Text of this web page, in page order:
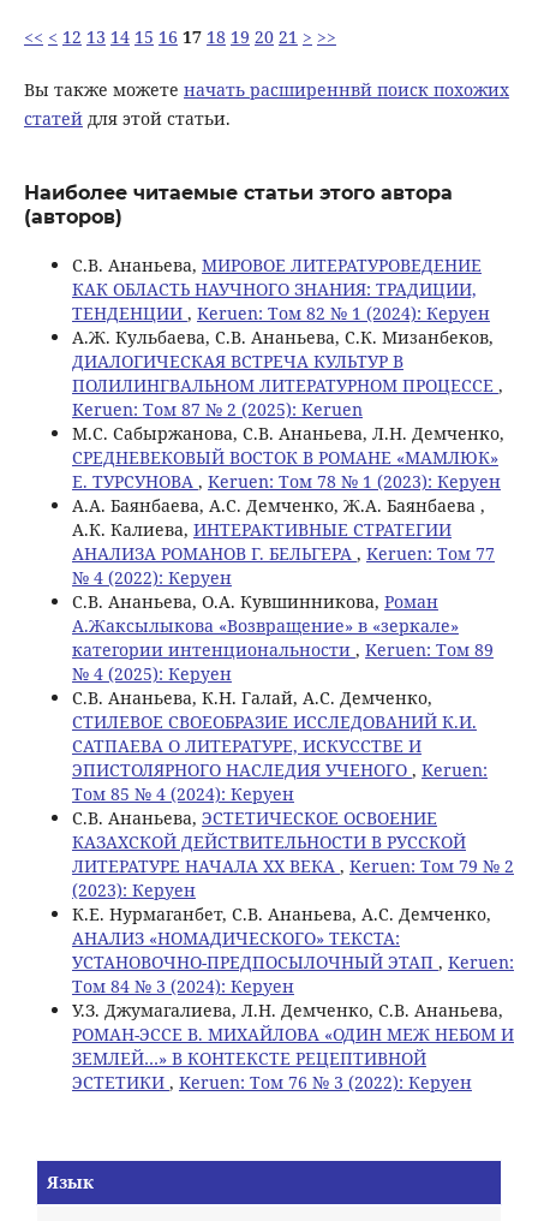
<< < 12 13 14 15 16 17 18 19 20 21 > >>
Вы также можете начать расширеннвй поиск похожих
статейдля этой статьи.
Наиболее читаемые статьи этого автора
(авторов)
С.В. Ананьева, МИРОВОЕ ЛИТЕРАТУРОВЕДЕНИЕ
КАК ОБЛАСТЬ НАУЧНОГО ЗНАНИЯ: ТРАДИЦИИ,
ТЕНДЕНЦИИ , Keruen: Том 82 № 1 (2024): Керуен
A.Ж. Кульбаева, С.В. Ананьева, С.К. Мизанбеков,
ДИАЛОГИЧЕСКАЯ ВСТРЕЧА КУЛЬТУР В
ПОЛИЛИНГВАЛЬНОМ ЛИТЕРАТУРНОМ ПРОЦЕССЕ ,
Keruen: Том 87 № 2 (2025): Keruen
M.С. Сабыржанова, С.В. Ананьева, Л.Н. Демченко,
СРЕДНЕВЕКОВЫЙ ВОСТОК В РОМАНЕ «МАМЛЮК»
Е. ТУРСУНОВА , Keruen: Том 78 № 1 (2023): Керуен
А.А. Баянбаева, А.С. Демченко, Ж.А. Баянбаева ,
А.К. Калиева, ИНТЕРАКТИВНЫЕ СТРАТЕГИИ
АНАЛИЗА РОМАНОВ Г. БЕЛЬГЕРА , Keruen: Том 77
№ 4 (2022): Керуен
С.В. Ананьева, О.А. Кувшинникова, Роман
А.Жаксылыкова «Возвращение» в «зеркале»
категории интенциональности , Keruen: Том 89
№ 4 (2025): Керуен
С.В. Ананьева, К.Н. Галай, А.С. Демченко,
СТИЛЕВОЕ СВОЕОБРАЗИЕ ИССЛЕДОВАНИЙ К.И.
САТПАЕВА О ЛИТЕРАТУРЕ, ИСКУССТВЕ И
ЭПИСТОЛЯРНОГО НАСЛЕДИЯ УЧЕНОГО , Keruen:
Том 85 № 4 (2024): Керуен
С.В. Ананьева, ЭСТЕТИЧЕСКОЕ ОСВОЕНИЕ
КАЗАХСКОЙ ДЕЙСТВИТЕЛЬНОСТИ В РУССКОЙ
ЛИТЕРАТУРЕ НАЧАЛА ХХ ВЕКА , Keruen: Том 79 № 2
(2023): Керуен
К.Е. Нурмаганбет, С.В. Ананьева, А.С. Демченко,
АНАЛИЗ «НОМАДИЧЕСКОГО» ТЕКСТА:
УСТАНОВОЧНО-ПРЕДПОСЫЛОЧНЫЙ ЭТАП , Keruen:
Том 84 № 3 (2024): Керуен
У.З. Джумагалиева, Л.Н. Демченко, С.В. Ананьева,
РОМАН-ЭССЕ В. МИХАЙЛОВА «ОДИН МЕЖ НЕБОМ И
ЗЕМЛЕЙ…» В КОНТЕКСТЕ РЕЦЕПТИВНОЙ
ЭСТЕТИКИ , Keruen: Том 76 № 3 (2022): Керуен
Язык